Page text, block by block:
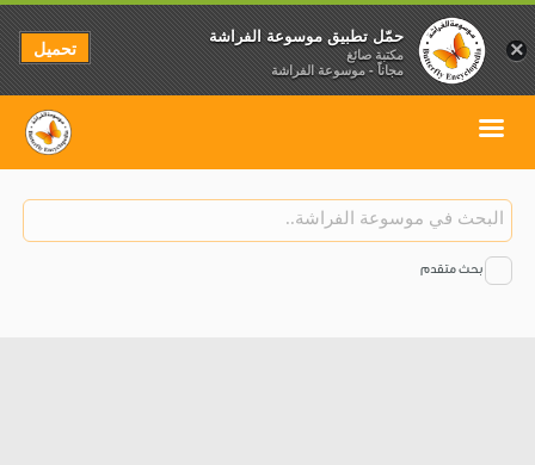
بحث متقدم
×
حمّل تطبيق موسوعة الفراشة
مكتبة صائغ
مجاناً - موسوعة الفراشة
تحميل